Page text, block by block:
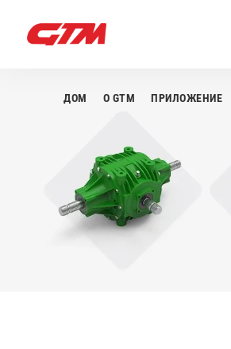
ДОМ О GTM ПРИЛОЖЕНИЕ